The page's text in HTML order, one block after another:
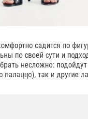
садится по
по своей сути и
несложно:
палаццо), так и другие